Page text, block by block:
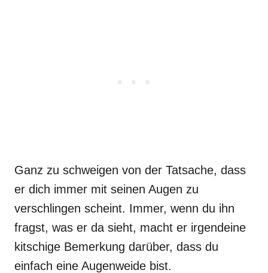
Ganz zu schweigen von der Tatsache, dass
er dich immer mit seinen Augen zu
verschlingen scheint. Immer, wenn du ihn
fragst, was er da sieht, macht er irgendeine
kitschige Bemerkung darüber, dass du
einfach eine Augenweide bist.